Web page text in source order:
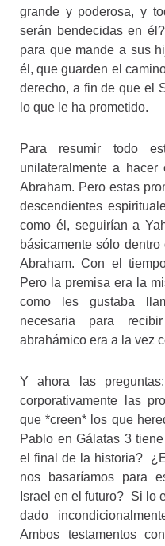
grande y poderosa, y
serán bendecidas en
para que mande a sus
él, que guarden el
derecho, a fin de que el
lo que le ha prometido.
Para resumir todo
unilateralmente a
Abraham. Pero estas
descendientes
como él, seguirían a
básicamente sólo
Abraham. Con el
Pero la premisa era la
como les gustaba
necesaria para
abrahámico era a la vez
Y ahora las
corporativamente las
que *creen* los que
Pablo en Gálatas 3
el final de la historia?
nos basaríamos para
Israel en el futuro? Si lo
dado
Ambos testamentos